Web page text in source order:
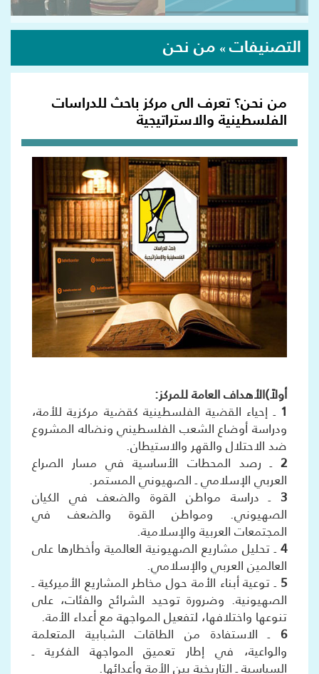
التصنيفات » من نحن
من نحن؟ تعرف الى مركز باحث للدراسات
الفلسطينية والاستراتيجية
أولاً)الأهداف العامة للمركز:
1 ـ إحياء القضية الفلسطينية كقضية مركزية للأمة،
ودراسة أوضاع الشعب الفلسطيني ونضاله المشروع
ضد الاحتلال والقهر والاستيطان.
2 ـ رصد المحطات الأساسية في مسار الصراع
العربي الإسلامي ـ الصهيوني المستمر.
3 ـ دراسة مواطن القوة والضعف في الكيان
الصهيوني. ومواطن القوة والضعف في
المجتمعات العربية والإسلامية.
4ـ تحليل مشاريع الصهيونية العالمية وأخطارها على
العالمين العربي والإسلامي.
5 ـ توعية أبناء الأمة حول مخاطر المشاريع الأميركية ـ
الصهيونية. وضرورة توحيد الشرائح والفئات، على
تنوعها واختلافها، لتفعيل المواجهة مع أعداء الأمة.
6 ـ الاستفادة من الطاقات الشبابية المتعلمة
والواعية، في إطار تعميق المواجهة الفكرية ـ
السياسية ـ التاريخية بين الأمة وأعدائها.